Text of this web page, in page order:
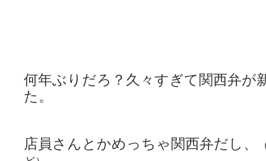
何年ぶりだろ？久々すぎて関西弁が
た。
店員さんとかめっちゃ関西弁だし、